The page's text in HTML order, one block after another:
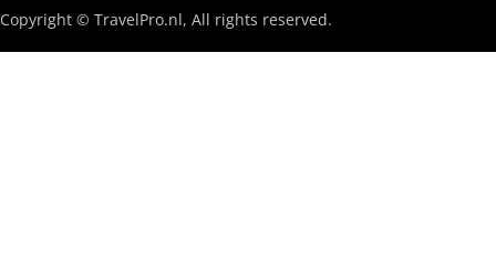
Copyright © TravelPro.nl, All rights reserved.